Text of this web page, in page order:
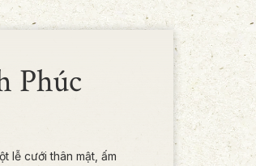
Phúc
lễ cưới thân mật, ấm